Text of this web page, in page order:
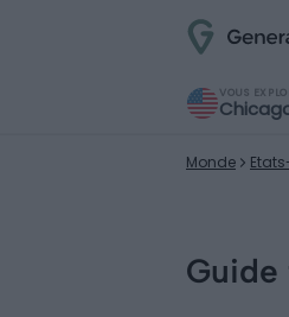
VOUS
Monde